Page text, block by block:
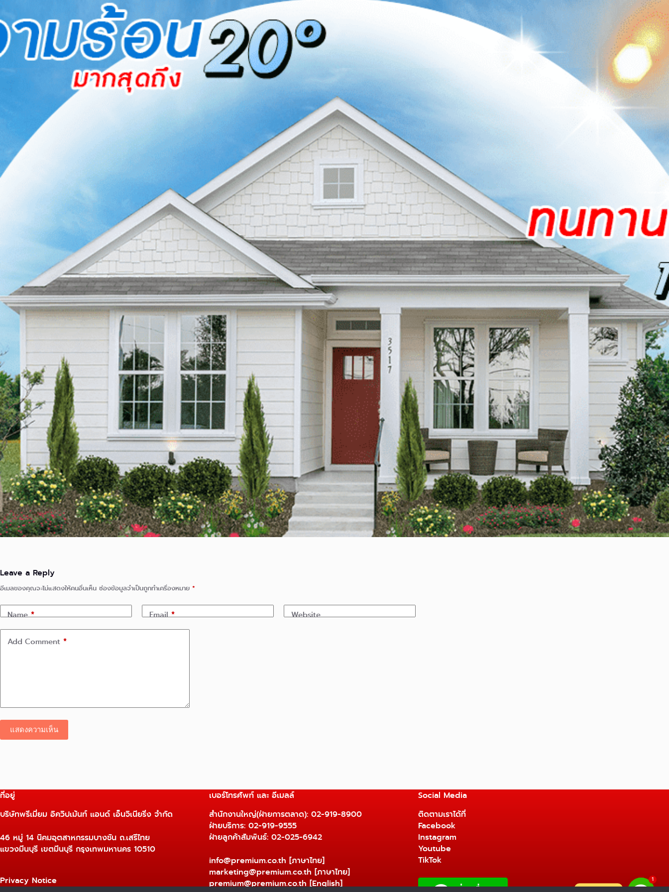
Leave a Reply
อีเมลของคุณจะไม่แสดงให้คนอื่นเห็น ช่องข้อมูลจำเป็นถูกทำเครื่องหมาย *
Name* Email* Website
Add Comment *
แสดงความเห็น
ที่อยู่
บริษัทพรีเมี่ยม อิควิปเม้นท์ แอนด์ เอ็นจิเนียริ่ง จำกัด
46 หมู่ 14 นิคมอุตสาหกรรมบางชัน ถ.เสรีไทย
แขวงมีนบุรี เขตมีนบุรี กรุงเทพมหานคร 10510
Privacy Notice
เบอร์โทรศัพท์ และ อีเมลล์
สำนักงานใหญ่(ฝ่ายการตลาด): 02-919-8900
ฝ่ายบริการ: 02-919-9555
ฝ่ายลูกค้าสัมพันธ์: 02-025-6942
info@premium.co.th [ภาษาไทย]
marketing@premium.co.th [ภาษาไทย]
premium@premium.co.th [English]
Social Media
ติดตามเราได้ที่
Facebook
Instagram
Youtube
TikTok
1